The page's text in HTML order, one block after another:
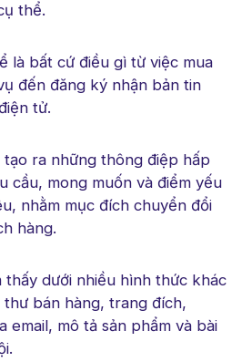
thể.
là bất cứ điều gì từ việc mua
đến đăng ký nhận bản tin
tử.
tạo ra những thông điệp hấp
cầu, mong muốn và điểm yếu
nhằm mục đích chuyển đổi
hàng.
dưới nhiều hình thức khác
bán hàng, trang đích,
email, mô tả sản phẩm và bài